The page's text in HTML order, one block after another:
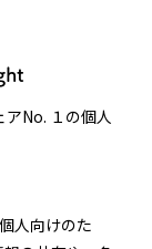
No. １の個人
人向けのた